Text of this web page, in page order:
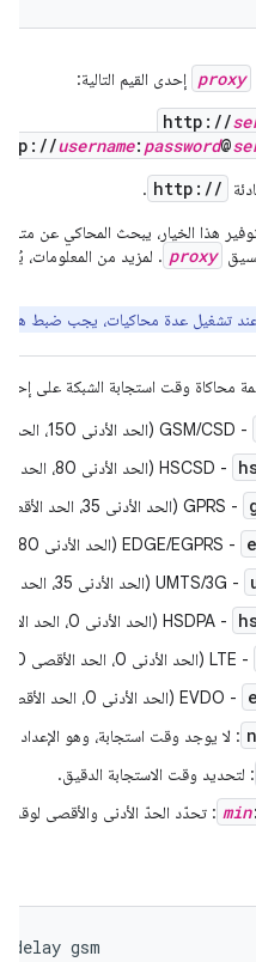
proxy إحدى القيم التالية:
http://
username: password@
http://
.
هذا الخيار، يبحث المحاكي عن متغير
proxy . لمزيد من المعلومات،
تشغيل عدة محاكيات، يجب ضبط هذا
محاكاة وقت استجابة الشبكة على إحدى
- GSM/CSD (الحد الأدنى 150، الحد الأقصى 550).
- HSCSD (الحد الأدنى 80، الحد الأقصى 400).
- GPRS (الحد الأدنى 35، الحد الأقصى 200).
- EDGE/EGPRS (الحد الأدنى 80، الحد الأقصى 400).
- UMTS/3G (الحد الأدنى 35، الحد الأقصى 200)
- HSDPA (الحد الأدنى 0، الحد الأقصى 0)
- LTE (الحد الأدنى 0، الحد الأقصى 0)
- EVDO (الحد الأدنى 0، الحد الأقصى 0)
: لا يوجد وقت استجابة، وهو الإعداد التلقائي (الحد
: لتحديد وقت الاستجابة الدقيق.
min:
: تحدّد الحدّ الأدنى والأقصى لوقت
gsm